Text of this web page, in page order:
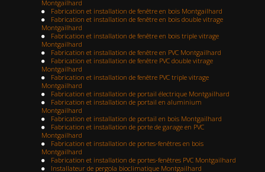
Montgailhard
Fabrication et installation de fenêtre en bois Montgailhard
Fabrication et installation de fenêtre en bois double vitrage
Montgailhard
Fabrication et installation de fenêtre en bois triple vitrage
Montgailhard
Fabrication et installation de fenêtre en PVC Montgailhard
Fabrication et installation de fenêtre PVC double vitrage
Montgailhard
Fabrication et installation de fenêtre PVC triple vitrage
Montgailhard
Fabrication et installation de portail électrique Montgailhard
Fabrication et installation de portail en aluminium
Montgailhard
Fabrication et installation de portail en bois Montgailhard
Fabrication et installation de porte de garage en PVC
Montgailhard
Fabrication et installation de portes-fenêtres en bois
Montgailhard
Fabrication et installation de portes-fenêtres PVC Montgailhard
Installateur de pergola bioclimatique Montgailhard